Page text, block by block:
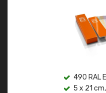
490 RAL
5 x 21